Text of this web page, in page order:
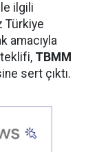
ilgili
Türkiye
amacıyla
TBMM
sert çıktı.